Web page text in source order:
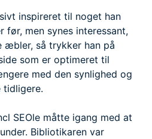
inspireret til noget han
men synes interessant,
så trykker han på
som er optimeret til
med den synlighed og
tidligere.
SEOle måtte igang med at
Bibliotikaren var